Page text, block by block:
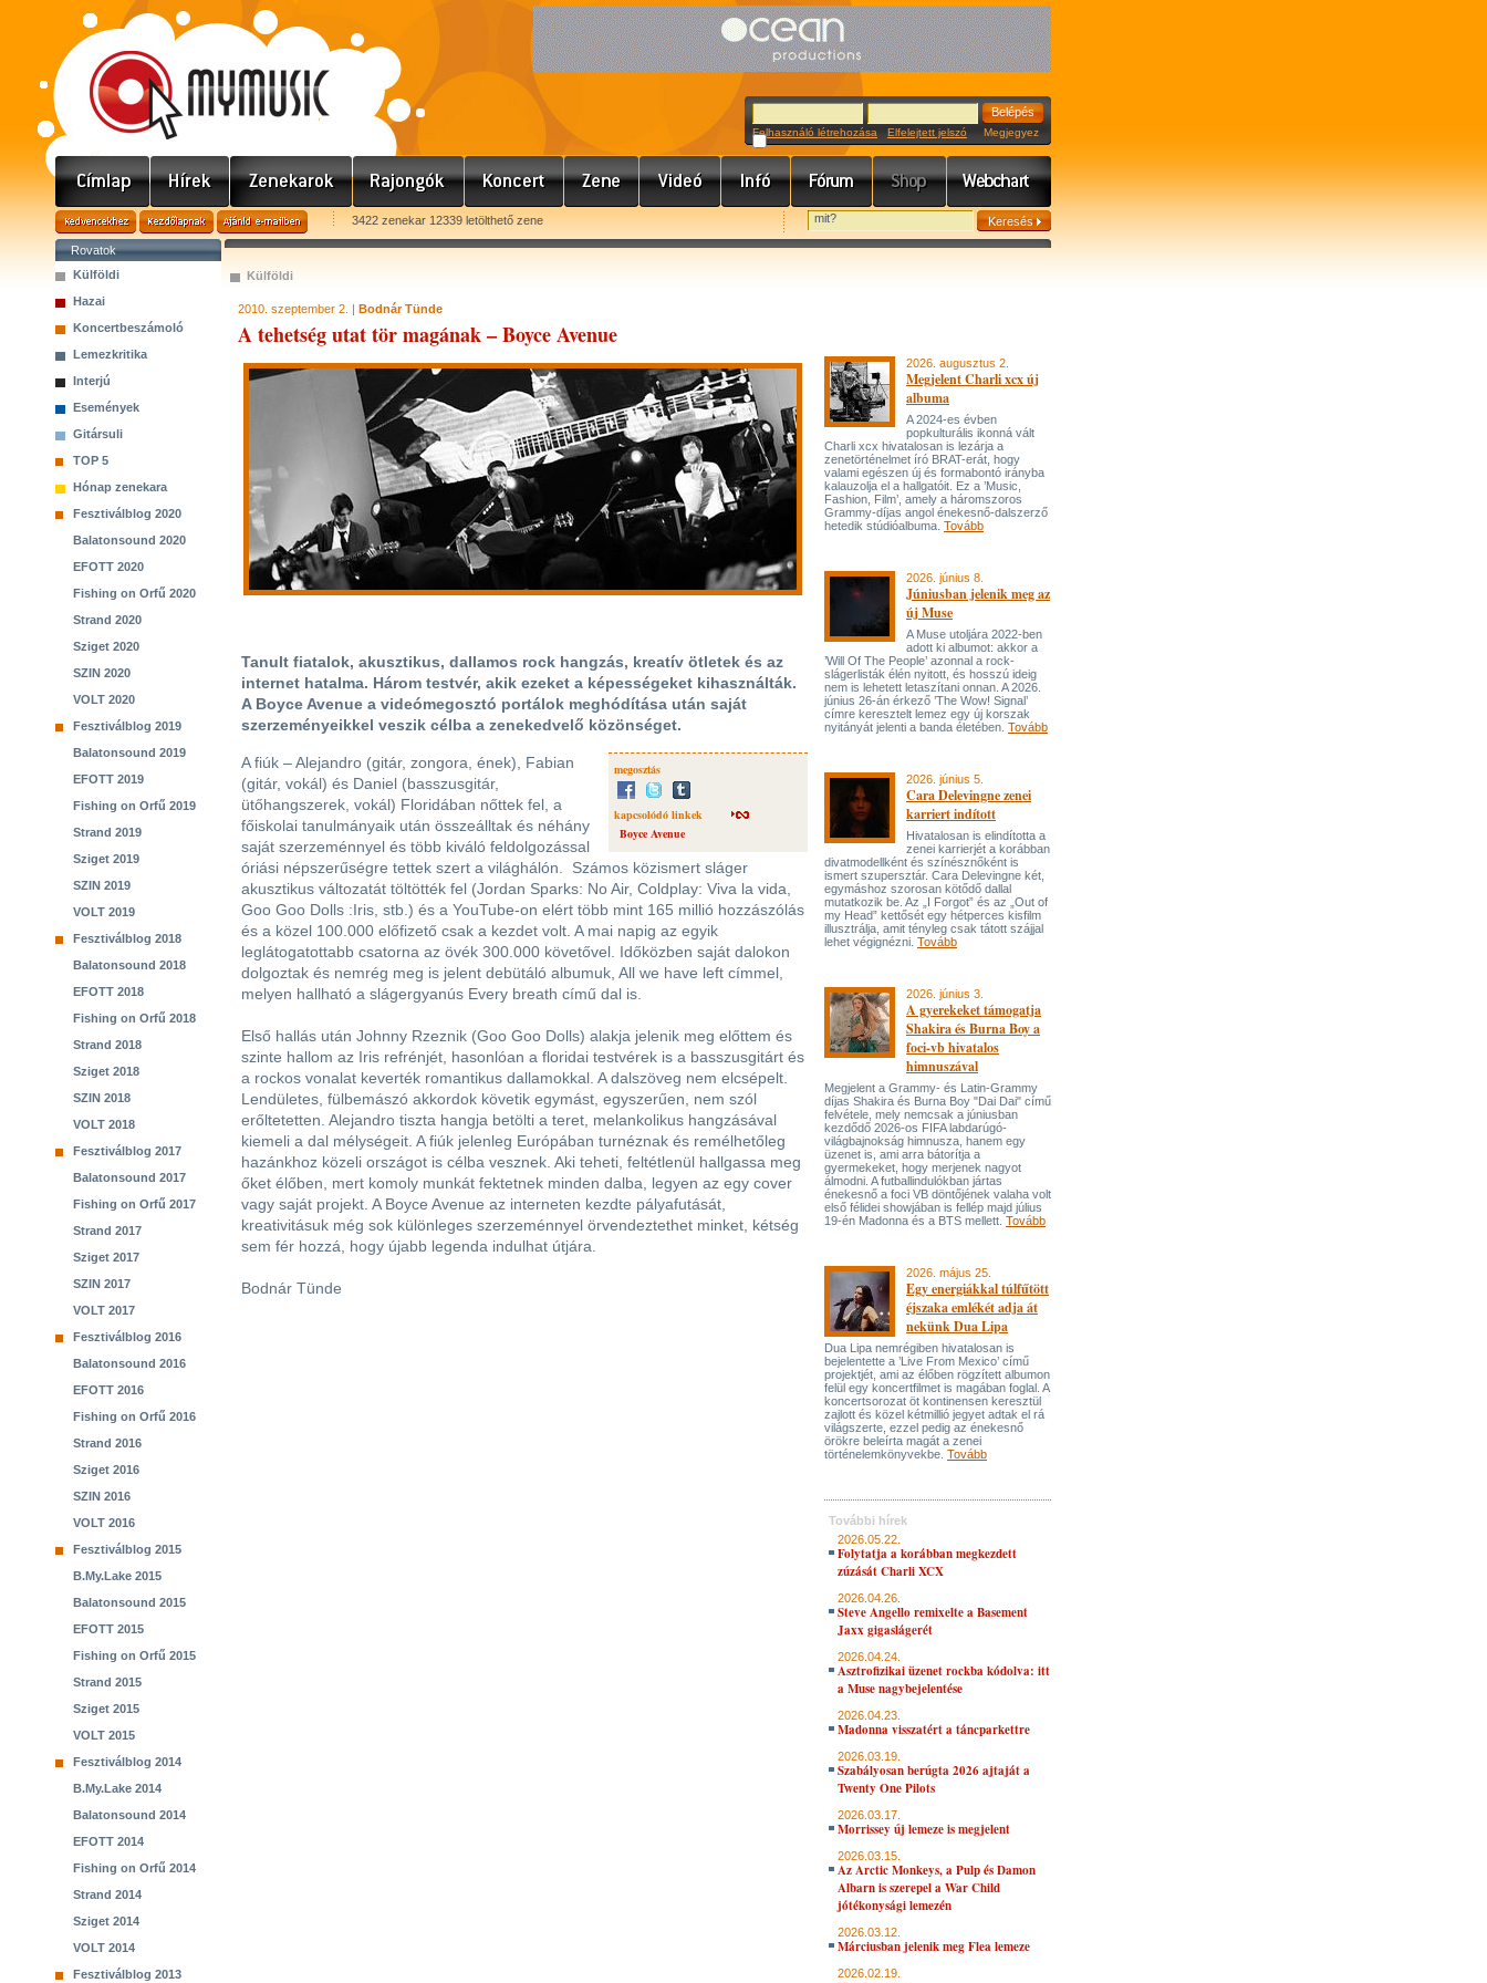
Felhasználó létrehozása Elfelejtett jelszó Megjegyez
3422 zenekar 12339 letölthető zene
Rovatok
Külföldi
Hazai
Koncertbeszámoló
Lemezkritika
Interjú
Események
Gitársuli
TOP 5
Hónap zenekara
Fesztiválblog 2020
Balatonsound 2020
EFOTT 2020
Fishing on Orfű 2020
Strand 2020
Sziget 2020
SZIN 2020
VOLT 2020
Fesztiválblog 2019
Balatonsound 2019
EFOTT 2019
Fishing on Orfű 2019
Strand 2019
Sziget 2019
SZIN 2019
VOLT 2019
Fesztiválblog 2018
Balatonsound 2018
EFOTT 2018
Fishing on Orfű 2018
Strand 2018
Sziget 2018
SZIN 2018
VOLT 2018
Fesztiválblog 2017
Balatonsound 2017
Fishing on Orfű 2017
Strand 2017
Sziget 2017
SZIN 2017
VOLT 2017
Fesztiválblog 2016
Balatonsound 2016
EFOTT 2016
Fishing on Orfű 2016
Strand 2016
Sziget 2016
SZIN 2016
VOLT 2016
Fesztiválblog 2015
B.My.Lake 2015
Balatonsound 2015
EFOTT 2015
Fishing on Orfű 2015
Strand 2015
Sziget 2015
VOLT 2015
Fesztiválblog 2014
B.My.Lake 2014
Balatonsound 2014
EFOTT 2014
Fishing on Orfű 2014
Strand 2014
Sziget 2014
VOLT 2014
Fesztiválblog 2013
Külföldi
2010. szeptember 2. | Bodnár Tünde
A tehetség utat tör magának – Boyce Avenue
Tanult fiatalok, akusztikus, dallamos rock hangzás, kreatív ötletek és az
internet hatalma. Három testvér, akik ezeket a képességeket kihasználták.
A Boyce Avenue a videómegosztó portálok meghódítása után saját
szerzeményeikkel veszik célba a zenekedvelő közönséget.
megosztás
kapcsolódó linkek
Boyce Avenue
A fiúk – Alejandro (gitár, zongora, ének), Fabian
(gitár, vokál) és Daniel (basszusgitár,
ütőhangszerek, vokál) Floridában nőttek fel, a
főiskolai tanulmányaik után összeálltak és néhány
saját szerzeménnyel és több kiváló feldolgozással
óriási népszerűségre tettek szert a világhálón. Számos közismert sláger
akusztikus változatát töltötték fel (Jordan Sparks: No Air, Coldplay: Viva la vida,
Goo Goo Dolls :Iris, stb.) és a YouTube-on elért több mint 165 millió hozzászólás
és a közel 100.000 előfizető csak a kezdet volt. A mai napig az egyik
leglátogatottabb csatorna az övék 300.000 követővel. Időközben saját dalokon
dolgoztak és nemrég meg is jelent debütáló albumuk, All we have left címmel,
melyen hallható a slágergyanús Every breath című dal is.
Első hallás után Johnny Rzeznik (Goo Goo Dolls) alakja jelenik meg előttem és
szinte hallom az Iris refrénjét, hasonlóan a floridai testvérek is a basszusgitárt és
a rockos vonalat keverték romantikus dallamokkal. A dalszöveg nem elcsépelt.
Lendületes, fülbemászó akkordok követik egymást, egyszerűen, nem szól
erőltetetten. Alejandro tiszta hangja betölti a teret, melankolikus hangzásával
kiemeli a dal mélységeit. A fiúk jelenleg Európában turnéznak és remélhetőleg
hazánkhoz közeli országot is célba vesznek. Aki teheti, feltétlenül hallgassa meg
őket élőben, mert komoly munkát fektetnek minden dalba, legyen az egy cover
vagy saját projekt. A Boyce Avenue az interneten kezdte pályafutását,
kreativitásuk még sok különleges szerzeménnyel örvendeztethet minket, kétség
sem fér hozzá, hogy újabb legenda indulhat útjára.
Bodnár Tünde
2026. augusztus 2.
Megjelent Charli xcx új
albuma
A 2024-es évben
popkulturális ikonná vált
Charli xcx hivatalosan is lezárja a
zenetörténelmet író BRAT-erát, hogy
valami egészen új és formabontó irányba
kalauzolja el a hallgatóit. Ez a ’Music,
Fashion, Film’, amely a háromszoros
Grammy-díjas angol énekesnő-dalszerző
hetedik stúdióalbuma. Tovább
2026. június 8.
Júniusban jelenik meg az
új Muse
A Muse utoljára 2022-ben
adott ki albumot: akkor a
’Will Of The People’ azonnal a rock-
slágerlisták élén nyitott, és hosszú ideig
nem is lehetett letaszítani onnan. A 2026.
június 26-án érkező ’The Wow! Signal’
címre keresztelt lemez egy új korszak
nyitányát jelenti a banda életében. Tovább
2026. június 5.
Cara Delevingne zenei
karriert indított
Hivatalosan is elindította a
zenei karrierjét a korábban
divatmodellként és színésznőként is
ismert szupersztár. Cara Delevingne két,
egymáshoz szorosan kötődő dallal
mutatkozik be. Az „I Forgot” és az „Out of
my Head” kettősét egy hétperces kisfilm
illusztrálja, amit tényleg csak tátott szájjal
lehet végignézni. Tovább
2026. június 3.
A gyerekeket támogatja
Shakira és Burna Boy a
foci-vb hivatalos
himnuszával
Megjelent a Grammy- és Latin-Grammy
díjas Shakira és Burna Boy "Dai Dai" című
felvétele, mely nemcsak a júniusban
kezdődő 2026-os FIFA labdarúgó-
világbajnokság himnusza, hanem egy
üzenet is, ami arra bátorítja a
gyermekeket, hogy merjenek nagyot
álmodni. A futballindulókban jártas
énekesnő a foci VB döntőjének valaha volt
első félidei showjában is fellép majd július
19-én Madonna és a BTS mellett. Tovább
2026. május 25.
Egy energiákkal túlfűtött
éjszaka emlékét adja át
nekünk Dua Lipa
Dua Lipa nemrégiben hivatalosan is
bejelentette a ’Live From Mexico’ című
projektjét, ami az élőben rögzített albumon
felül egy koncertfilmet is magában foglal. A
koncertsorozat öt kontinensen keresztül
zajlott és közel kétmillió jegyet adtak el rá
világszerte, ezzel pedig az énekesnő
örökre beleírta magát a zenei
történelemkönyvekbe. Tovább
További hírek
2026.05.22.
Folytatja a korábban megkezdett
zúzását Charli XCX
2026.04.26.
Steve Angello remixelte a Basement
Jaxx gigaslágerét
2026.04.24.
Asztrofizikai üzenet rockba kódolva: itt
a Muse nagybejelentése
2026.04.23.
Madonna visszatért a táncparkettre
2026.03.19.
Szabályosan berúgta 2026 ajtaját a
Twenty One Pilots
2026.03.17.
Morrissey új lemeze is megjelent
2026.03.15.
Az Arctic Monkeys, a Pulp és Damon
Albarn is szerepel a War Child
jótékonysági lemezén
2026.03.12.
Márciusban jelenik meg Flea lemeze
2026.02.19.